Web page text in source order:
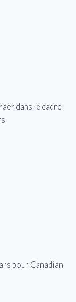
dans le cadre
pour Canadian